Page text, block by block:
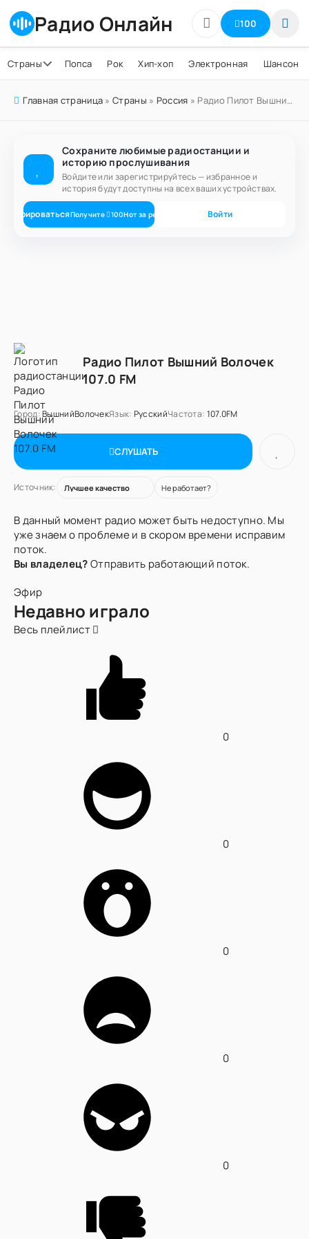
Радио Онлайн 100
Страны Попса Рок Хип-хоп Электронная Шансон
Главная страница »Страны » Россия » Радио Пилот Вышний Волочек 107.0 FM
Сохраните любимые радиостанции и
историю прослушивания
Войдите или зарегистрируйтесь — избранное и
история будут доступны на всех ваших устройствах.
Получите 100Нот за регистрацию Войти
Радио Пилот Вышний Волочек
107.0 FM
Город:ВышнийВолочекЯзык: РусскийЧастота: 107.0FM
СЛУШАТЬ
Источник: Не работает?
В данный момент радио может быть недоступно. Мы
уже знаем о проблеме и в скором времени исправим
поток.
Вы владелец?Отправить работающий поток.
Эфир
Недавно играло
Весь плейлист
0
0
0
0
0